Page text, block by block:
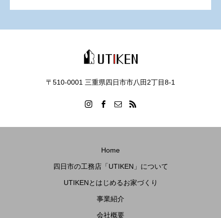
〒510-0001 三重県四日市市八田2丁目8‐1
Home
四日市の工務店「UTIKEN」について
UTIKENとはじめるお家づくり
事業紹介
会社概要